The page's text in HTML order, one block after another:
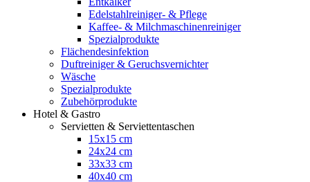
Edelstahlreiniger- & Pflege
Kaffee- & Milchmaschinenreiniger
Spezialprodukte
Flächendesinfektion
Duftreiniger & Geruchsvernichter
Wäsche
Spezialprodukte
Zubehörprodukte
Hotel & Gastro
Servietten & Serviettentaschen
15x15 cm
24x24 cm
33x33 cm
40x40 cm